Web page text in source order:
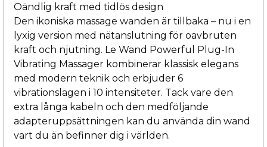
Oändlig kraft med tidlös design
Den ikoniska massage wanden är tillbaka – nu i en
lyxig version med nätanslutning för oavbruten
kraft och njutning. Le Wand Powerful Plug-In
Vibrating Massager kombinerar klassisk elegans
med modern teknik och erbjuder 6
vibrationslägen i 10 intensiteter. Tack vare den
extra långa kabeln och den medföljande
adapteruppsättningen kan du använda din wand
vart du än befinner dig i världen.